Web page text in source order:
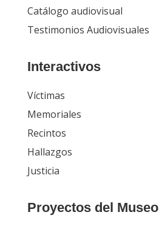
Catálogo audiovisual
Testimonios Audiovisuales
Interactivos
Víctimas
Memoriales
Recintos
Hallazgos
Justicia
Proyectos del Museo